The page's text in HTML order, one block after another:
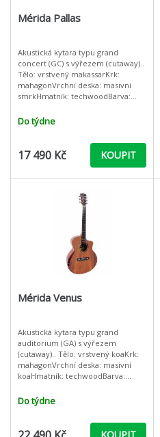
Mérida Pallas
Akustická kytara typu grand
concert (GC) s výřezem (cutaway)..
Tělo: vrstvený makassarKrk:
mahagonVrchní deska: masivní
smrkHmatník: techwoodBarva:
pražců: 20Kobylkový a nultý
pražec: kostPovr
Do týdne
17 490 Kč KOUPIT
Mérida Venus
Akustická kytara typu grand
auditorium (GA) s výřezem
(cutaway).. Tělo: vrstvený koaKrk:
mahagonVrchní deska: masivní
koaHmatník: techwoodBarva:
pražců: 20Kobylkový a nultý
pražec: kostPovrcho
Do týdne